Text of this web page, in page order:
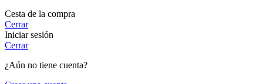
Cesta de la compra
Cerrar
Iniciar sesión
Cerrar
¿Aún no tiene cuenta?